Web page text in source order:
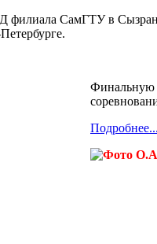
филиала СамГТУ в
Подробнее...